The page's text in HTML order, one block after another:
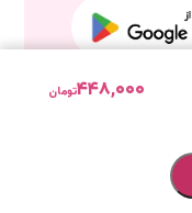
تومان۴۴۸,۰۰۰